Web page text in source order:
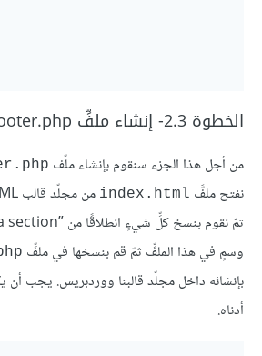
الخطوة 2.3- إنشاء ملفِّ footer.php
من أجل هذا الجزء سنقوم بإنشاء ملّف
نفتح ملفَّ index.html
وسمٍ في هذا الملفِّ ثمّ قم بنسخها في ملفِّ
بإنشائه داخل مجلّد قالبنا ووردبريس. يجب
أدناه.